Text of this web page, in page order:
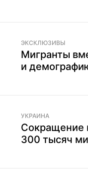
ЭКСКЛЮЗИВЫ
Мигранты
и
УКРАИНА
Сокращение
300 тысяч